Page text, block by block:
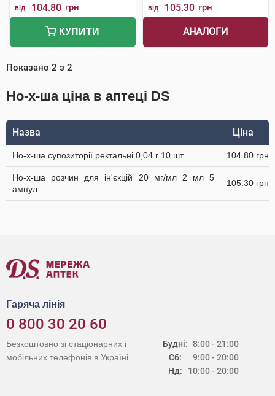
від 104.80 грн
КУПИТИ
від 105.30 грн
АНАЛОГИ
Показано 2 з 2
Но-х-ша ціна в аптеці DS
Назва Ціна
Но-х-ша супозиторії ректальні 0,04 г 10 шт 104.80 грн
Но-х-ша розчин для ін'єкцій 20 мг/мл 2 мл 5
ампул
105.30 грн
Гаряча лінія
0 800 30 20 60
Будні:
Сб:
Нд:
8:00 - 21:00
9:00 - 20:00
10:00 - 20:00
Безкоштовно зі стаціонарних і
мобільних телефонів в Україні